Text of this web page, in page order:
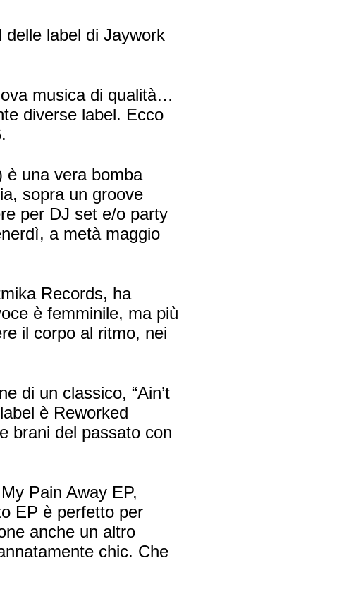
label di Jaywork
musica di qualità…
diverse label. Ecco
è una vera bomba
sopra un groove
per DJ set e/o party
a metà maggio
Records, ha
è femminile, ma più
il corpo al ritmo, nei
di un classico, “Ain’t
è Reworked
brani del passato con
Pain Away EP,
EP è perfetto per
anche un altro
chic. Che